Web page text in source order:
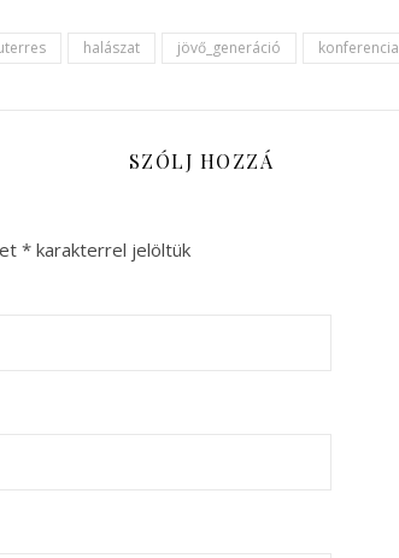
halászat jövő_generáció konferencia
SZÓLJ HOZZÁ
* karakterrel jelöltük